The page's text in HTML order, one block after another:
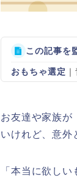
この記事を
おもちゃ選定
お友達や家族が
いけれど、意外
「本当に欲し